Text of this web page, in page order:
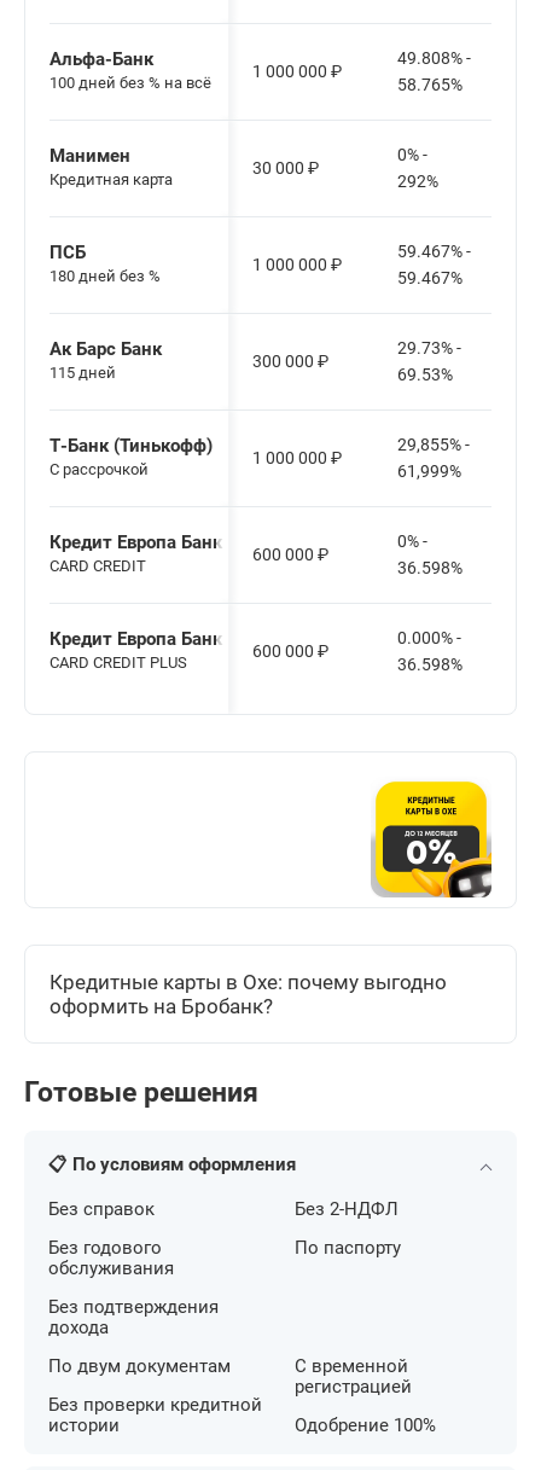
Альфа-Банк
100 дней без % на всё
1 000 000 ₽
49.808% -
58.765%
Манимен
Кредитная карта
30 000 ₽
0% -
292%
ПСБ
180 дней без %
1 000 000 ₽
59.467% -
59.467%
Ак Барс Банк
115 дней
300 000 ₽
29.73% -
69.53%
Т-Банк (Тинькофф)
С рассрочкой
1 000 000 ₽
29,855% -
61,999%
Кредит Европа Банк
CARD CREDIT
600 000 ₽
0% -
36.598%
Кредит Европа Банк
CARD CREDIT PLUS
600 000 ₽
0.000% -
36.598%
Кредитные карты в Охе: почему выгодно
оформить на Бробанк?
Готовые решения
📋 По условиям оформления
Без справок
Без годового
обслуживания
Без подтверждения
дохода
Без 2-НДФЛ
По паспорту
По двум документам
Без проверки кредитной
истории
С временной
регистрацией
Одобрение 100%